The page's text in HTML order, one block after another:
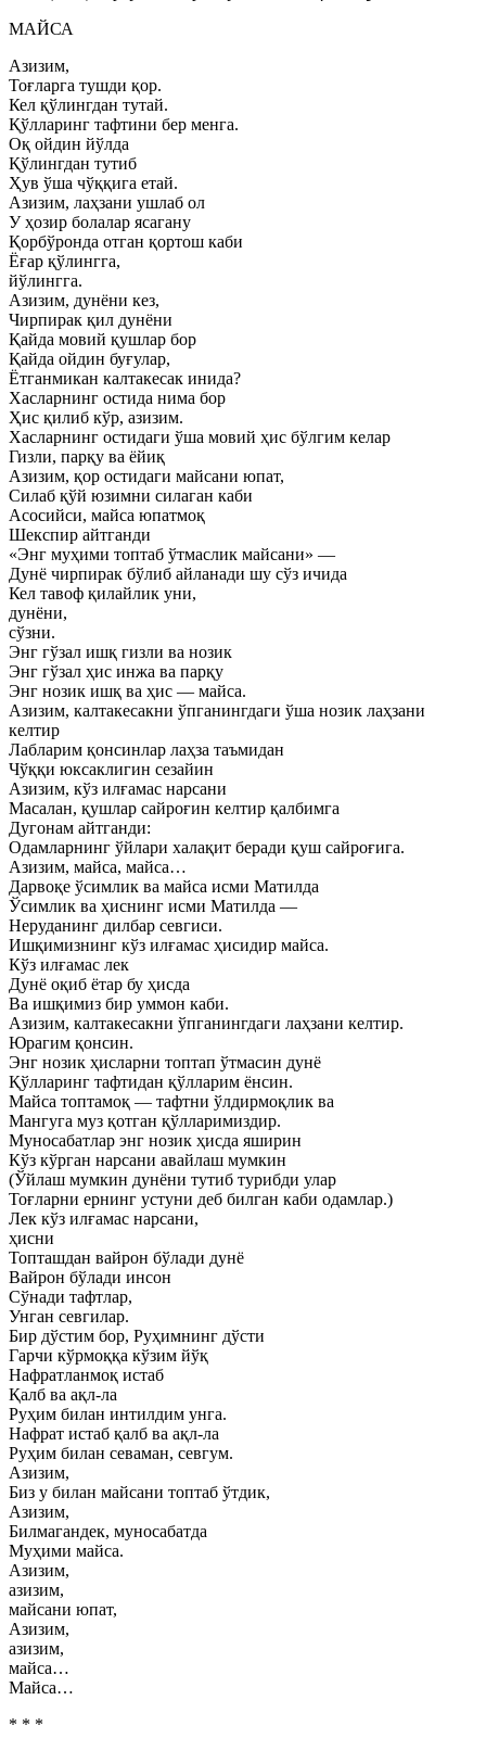
МАЙСА
Азизим,
Тоғларга тушди қор.
Кел қўлингдан тутай.
Қўлларинг тафтини бер менга.
Оқ ойдин йўлда
Қўлингдан тутиб
Ҳув ўша чўққига етай.
Азизим, лаҳзани ушлаб ол
У ҳозир болалар ясагану
Қорбўронда отган қортош каби
Ёғар қўлингга,
йўлингга.
Азизим, дунёни кез,
Чирпирак қил дунёни
Қайда мовий қушлар бор
Қайда ойдин буғулар,
Ётганмикан калтакесак инида?
Хасларнинг остида нима бор
Ҳис қилиб кўр, азизим.
Хасларнинг остидаги ўша мовий ҳис бўлгим келар
Гизли, парқу ва ёйиқ
Азизим, қор остидаги майсани юпат,
Силаб қўй юзимни силаган каби
Асосийси, майса юпатмоқ
Шекспир айтганди
«Энг муҳими топтаб ўтмаслик майсани» —
Дунё чирпирак бўлиб айланади шу сўз ичида
Кел тавоф қилайлик уни,
дунёни,
сўзни.
Энг гўзал ишқ гизли ва нозик
Энг гўзал ҳис инжа ва парқу
Энг нозик ишқ ва ҳис — майса.
Азизим, калтакесакни ўпганингдаги ўша нозик лаҳзани
келтир
Лабларим қонсинлар лаҳза таъмидан
Чўққи юксаклигин сезайин
Азизим, кўз илғамас нарсани
Масалан, қушлар сайроғин келтир қалбимга
Дугонам айтганди:
Одамларнинг ўйлари халақит беради қуш сайроғига.
Азизим, майса, майса…
Дарвоқе ўсимлик ва майса исми Матилда
Ўсимлик ва ҳиснинг исми Матилда —
Неруданинг дилбар севгиси.
Ишқимизнинг кўз илғамас ҳисидир майса.
Кўз илғамас лек
Дунё оқиб ётар бу ҳисда
Ва ишқимиз бир уммон каби.
Азизим, калтакесакни ўпганингдаги лаҳзани келтир.
Юрагим қонсин.
Энг нозик ҳисларни топтап ўтмасин дунё
Қўлларинг тафтидан қўлларим ёнсин.
Майса топтамоқ — тафтни ўлдирмоқлик ва
Мангуга муз қотган қўлларимиздир.
Муносабатлар энг нозик ҳисда яширин
Кўз кўрган нарсани авайлаш мумкин
(Ўйлаш мумкин дунёни тутиб турибди улар
Тоғларни ернинг устуни деб билган каби одамлар.)
Лек кўз илғамас нарсани,
ҳисни
Топташдан вайрон бўлади дунё
Вайрон бўлади инсон
Сўнади тафтлар,
Унган севгилар.
Бир дўстим бор, Руҳимнинг дўсти
Гарчи кўрмоққа кўзим йўқ
Нафратланмоқ истаб
Қалб ва ақл-ла
Руҳим билан интилдим унга.
Нафрат истаб қалб ва ақл-ла
Руҳим билан севаман, севгум.
Азизим,
Биз у билан майсани топтаб ўтдик,
Азизим,
Билмагандек, муносабатда
Муҳими майса.
Азизим,
азизим,
майсани юпат,
Азизим,
азизим,
майса…
Майса…
* * *